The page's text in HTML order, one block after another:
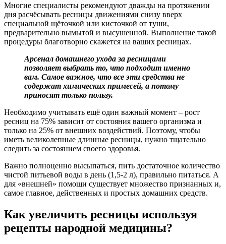
Многие специалисты рекомендуют дважды на протяжении
дня расчёсывать ресницы движениями снизу вверх
специальной щёточкой или кисточкой от туши,
предварительно вымытой и высушенной. Выполнение такой
процедуры благотворно скажется на ваших ресницах.
Арсенал домашнего ухода за ресницами
позволяет выбрать то, что подходит именно
вам. Самое важное, что все эти средства не
содержат химических примесей, а потому
приносят только пользу.
Необходимо учитывать ещё один важный момент – рост
ресниц на 75% зависит от состояния вашего организма и
только на 25% от внешних воздействий. Поэтому, чтобы
иметь великолепные длинные ресницы, нужно тщательно
следить за состоянием своего здоровья.
Важно полноценно высыпаться, пить достаточное количество
чистой питьевой воды в день (1,5-2 л), правильно питаться. А
для «внешней» помощи существует множество признанных и,
самое главное, действенных и простых домашних средств.
Как увеличить ресницы используя
рецепты народной медицины?